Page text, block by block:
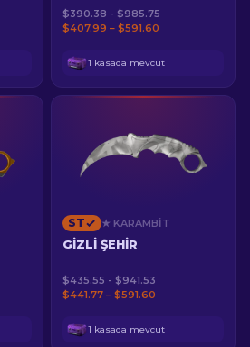
$390.38 - $985.75
$407.99 – $591.60
1 kasada mevcut
ST ★ KARAMBIT
GIZLI ŞEHIR
$435.55 - $941.53
$441.77 – $591.60
1 kasada mevcut